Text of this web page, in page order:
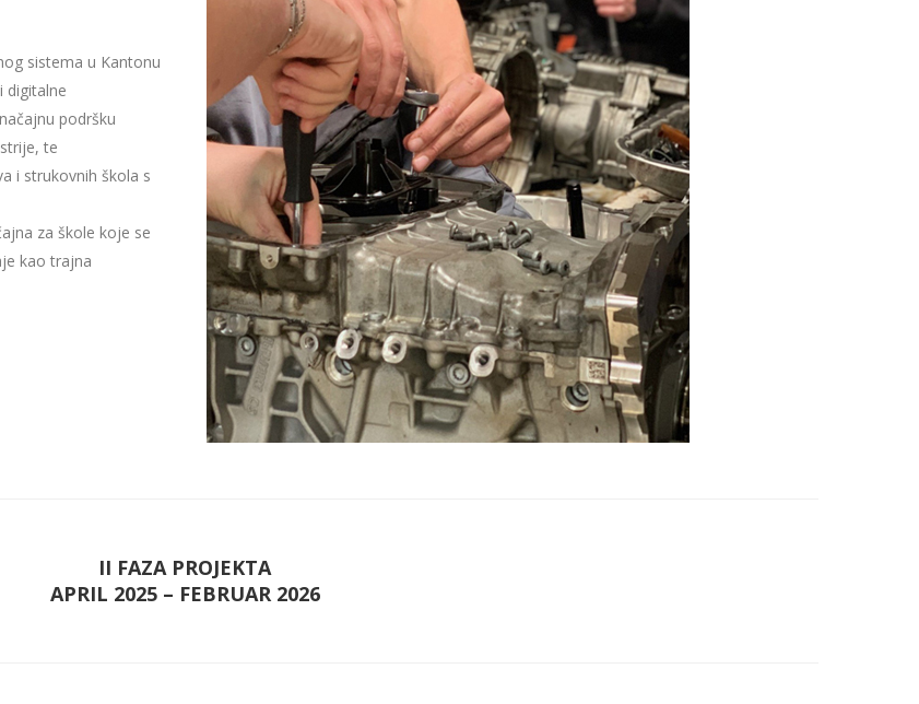
sistema u Kantonu
digitalne
podršku
te
i strukovnih škola s
za škole koje se
kao trajna
II FAZA PROJEKTA
APRIL 2025 – FEBRUAR 2026